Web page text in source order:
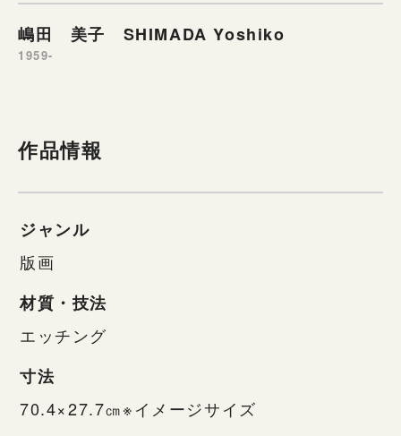
嶋田 美子 SHIMADA Yoshiko
1959-
作品情報
ジャンル
版画
材質・技法
エッチング
寸法
70.4×27.7㎝※イメージサイズ